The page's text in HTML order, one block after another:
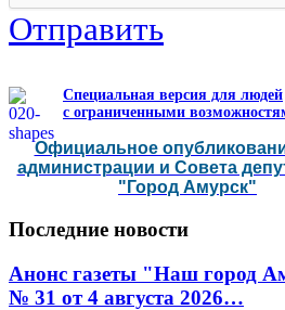
Отправить
Специальная версия для людей
с ограниченными
Официальное
администрации и Совета
"Город Амурск"
Последние новости
Анонс газеты "Наш город
№ 31 от 4 августа 2026…